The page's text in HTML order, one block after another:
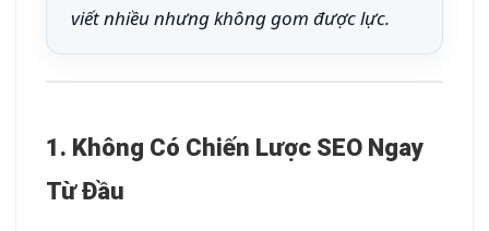
viết nhiều nhưng không gom được lực.
1. Không Có Chiến Lược SEO Ngay
Từ Đầu